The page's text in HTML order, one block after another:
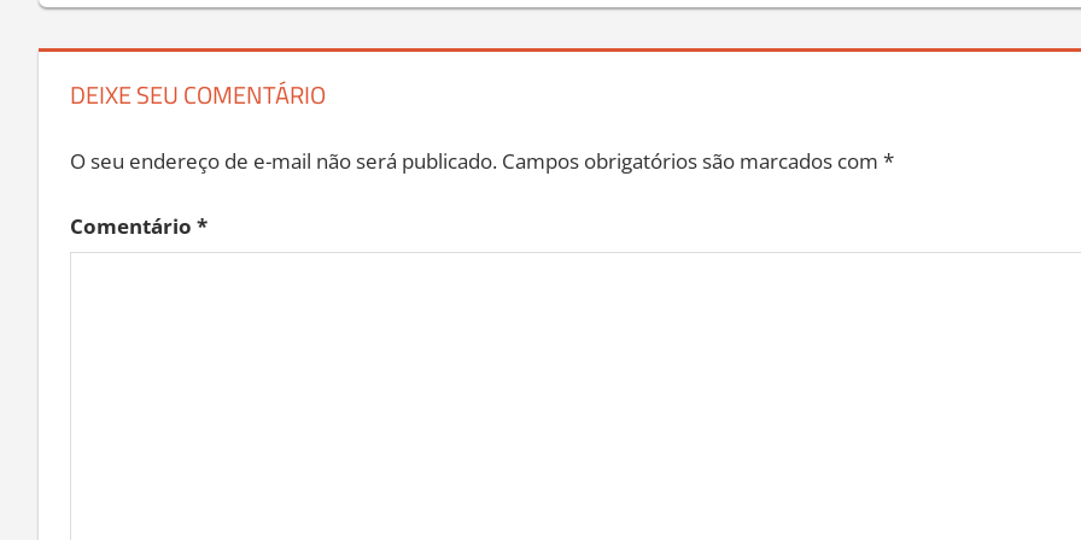
DEIXE SEU COMENTÁRIO
O seu endereço de e-mail não será publicado. Campos obrigatórios são marcados com *
Comentário *